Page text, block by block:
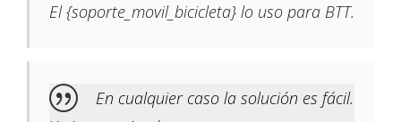
El {soporte_movil_bicicleta} lo uso para BTT.
En cualquier caso la solución es fácil.